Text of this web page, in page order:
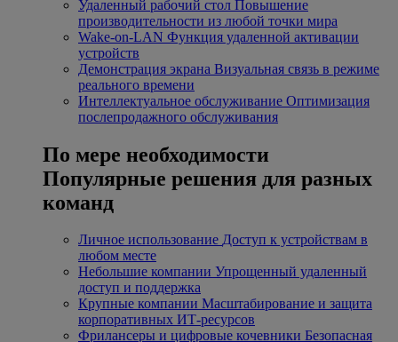
Удаленный рабочий стол Повышение
производительности из любой точки мира
Wake-on-LAN Функция удаленной активации
устройств
Демонстрация экрана Визуальная связь в режиме
реального времени
Интеллектуальное обслуживание Оптимизация
послепродажного обслуживания
По мере необходимости
Популярные решения для разных
команд
Личное использование Доступ к устройствам в
любом месте
Небольшие компании Упрощенный удаленный
доступ и поддержка
Крупные компании Масштабирование и защита
корпоративных ИТ-ресурсов
Фрилансеры и цифровые кочевники Безопасная